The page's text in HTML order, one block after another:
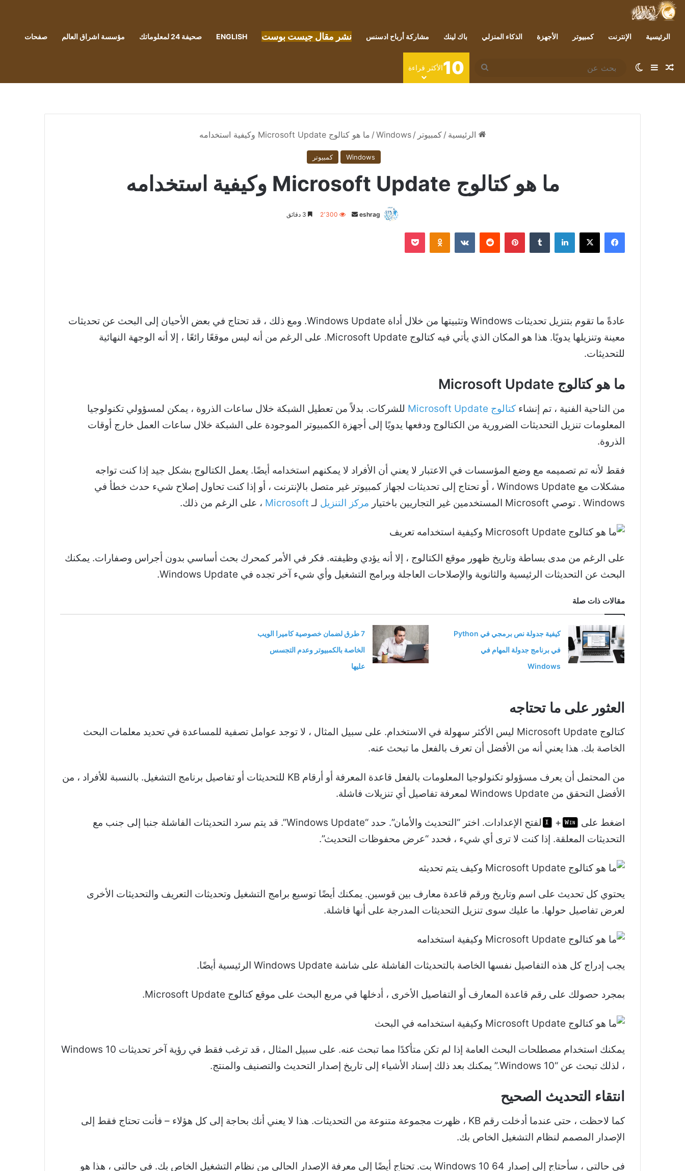
الرئيسية الإنترنت كمبيوتر الأجهزة الذكاء المنزلي باك لينك مشاركة أرباح ادسنس نشر مقال جيست بوست ENGLISH صحيفة 24 لمعلوماتك مؤسسة اشراق العالم صفحات
مقال عشوائي
إضافة عمود جانبي
الوضع المظلم
بحث
عن
10الأكثر قراءة
الرئيسية / كمبيوتر /
Windows
/ ما هو كتالوج Microsoft Update وكيفية استخدامه
Windows كمبيوتر
ما هو كتالوج Microsoft Update وكيفية استخدامه
eshrag
أرسل 2٬300
فيسبوك
‫X لينكدإن بينتيريست Odnoklassniki
‫Pocket
عادةً ما تقوم بتنزيل تحديثات Windows وتثبيتها من خلال أداة Windows Update. ومع ذلك ، قد تحتاج في بعض الأحيان إلى البحث عن تحديثات
معينة وتنزيلها يدويًا. هذا هو المكان الذي يأتي فيه كتالوج Microsoft Update. على الرغم من أنه ليس موقعًا رائعًا ، إلا أنه الوجهة النهائية
للتحديثات.
ما هو كتالوج Microsoft Update
من الناحية الفنية ، تم إنشاء كتالوج Microsoft Update
للشركات. بدلاً من تعطيل الشبكة خلال ساعات الذروة ، يمكن لمسؤولي تكنولوجيا
المعلومات تنزيل التحديثات الضرورية من الكتالوج ودفعها يدويًا إلى أجهزة الكمبيوتر الموجودة على الشبكة خلال ساعات العمل خارج أوقات
الذروة.
فقط لأنه تم تصميمه مع وضع المؤسسات في الاعتبار لا يعني أن الأفراد لا يمكنهم استخدامه أيضًا. يعمل الكتالوج بشكل جيد إذا كنت تواجه
مشكلات مع Windows Update ، أو تحتاج إلى تحديثات لجهاز كمبيوتر غير متصل بالإنترنت ، أو إذا كنت تحاول إصلاح شيء حدث خطأ في
Windows . توصي Microsoft المستخدمين غير التجاريين باختيار
مركز التنزيل لـ Microsoft ، على الرغم من ذلك.
على الرغم من مدى بساطة وتاريخ ظهور موقع الكتالوج ، إلا أنه يؤدي وظيفته. فكر في الأمر كمحرك بحث أساسي بدون أجراس وصفارات. يمكنك
البحث عن التحديثات الرئيسية والثانوية والإصلاحات العاجلة وبرامج التشغيل وأي شيء آخر تجده في Windows Update.
مقالات ذات صلة
كيفية جدولة نص برمجي في Python
في برنامج جدولة المهام في
Windows
7 طرق لضمان خصوصية كاميرا الويب
الخاصة بالكمبيوتر وعدم التجسس
عليها
العثور على ما تحتاجه
كتالوج Microsoft Update ليس الأكثر سهولة في الاستخدام. على سبيل المثال ، لا توجد عوامل تصفية للمساعدة في تحديد معلمات البحث
الخاصة بك. هذا يعني أنه من الأفضل أن تعرف بالفعل ما تبحث عنه.
من المحتمل أن يعرف مسؤولو تكنولوجيا المعلومات بالفعل قاعدة المعرفة أو أرقام KB للتحديثات أو تفاصيل برنامج التشغيل. بالنسبة للأفراد ، من
الأفضل التحقق من Windows Update لمعرفة تفاصيل أي تنزيلات فاشلة.
اضغط على Win
+
I
لفتح الإعدادات. اختر “التحديث والأمان”. حدد “Windows Update”. قد يتم سرد التحديثات الفاشلة جنبا إلى جنب مع
التحديثات المعلقة. إذا كنت لا ترى أي شيء ، فحدد “عرض محفوظات التحديث”.
يحتوي كل تحديث على اسم وتاريخ ورقم قاعدة معارف بين قوسين. يمكنك أيضًا توسيع برامج التشغيل وتحديثات التعريف والتحديثات الأخرى
لعرض تفاصيل حولها. ما عليك سوى تنزيل التحديثات المدرجة على أنها فاشلة.
يجب إدراج كل هذه التفاصيل نفسها الخاصة بالتحديثات الفاشلة على شاشة Windows Update الرئيسية أيضًا.
بمجرد حصولك على رقم قاعدة المعارف أو التفاصيل الأخرى ، أدخلها في مربع البحث على موقع كتالوج Microsoft Update.
يمكنك استخدام مصطلحات البحث العامة إذا لم تكن متأكدًا مما تبحث عنه. على سبيل المثال ، قد ترغب فقط في رؤية آخر تحديثات Windows 10
، لذلك تبحث عن “Windows 10.” يمكنك بعد ذلك إسناد الأشياء إلى تاريخ إصدار التحديث والتصنيف والمنتج.
انتقاء التحديث الصحيح
كما لاحظت ، حتى عندما أدخلت رقم KB ، ظهرت مجموعة متنوعة من التحديثات. هذا لا يعني أنك بحاجة إلى كل هؤلاء – فأنت تحتاج فقط إلى
الإصدار المصمم لنظام التشغيل الخاص بك.
في حالتي ، سأحتاج إلى إصدار Windows 10 64 بت. تحتاج أيضًا إلى معرفة الإصدار الحالي من نظام التشغيل الخاص بك. في حالتي ، هذا هو